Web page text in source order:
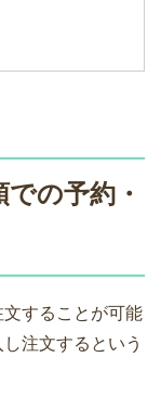
の予約・
することが可能
注文するという